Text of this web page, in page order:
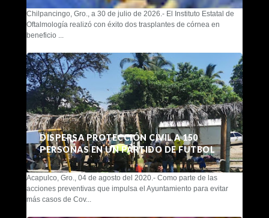
Chilpancingo, Gro., a 30 de julio de 2026.- El Instituto Estatal de
Oftalmología realizó con éxito dos trasplantes de córnea en
beneficio ...
DISPERSA PROTECCIÓN CIVIL A 150
PERSONAS EN UN PARTIDO DE FUTBOL
Acapulco, Gro., 04 de agosto del 2020.- Como parte de las
acciones preventivas que impulsa el Ayuntamiento para evitar
más casos de Cov...